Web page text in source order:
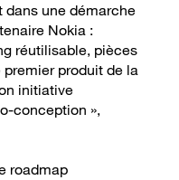
dans une démarche
Nokia :
réutilisable, pièces
premier produit de la
initiative
conception »,
roadmap